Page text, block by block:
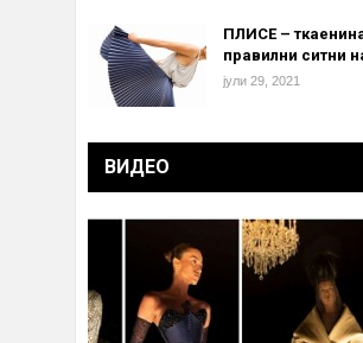
ПЛИСЕ –
правилни ситни
јули 29, 2021
ВИДЕО